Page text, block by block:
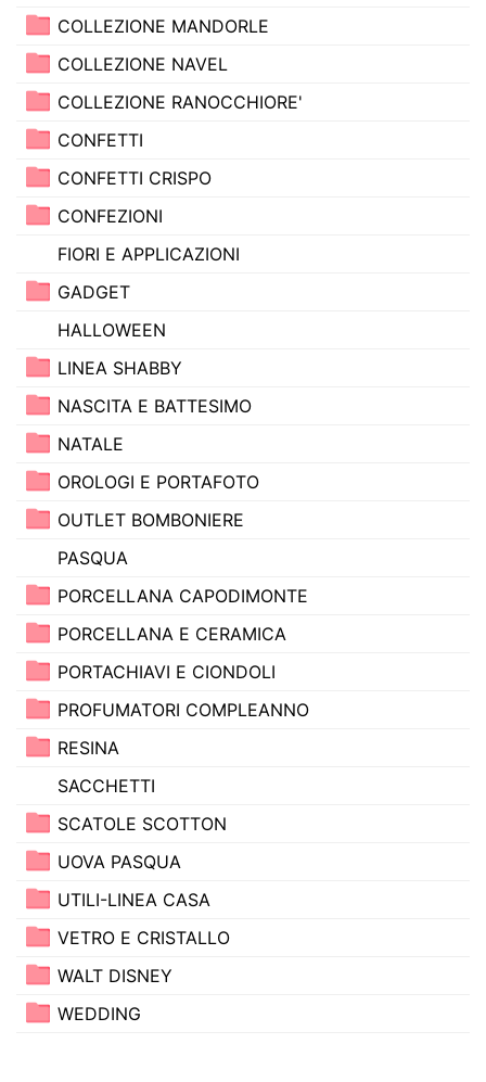
COLLEZIONE MANDORLE
COLLEZIONE NAVEL
COLLEZIONE RANOCCHIORE'
CONFETTI
CONFETTI CRISPO
CONFEZIONI
FIORI E APPLICAZIONI
GADGET
HALLOWEEN
LINEA SHABBY
NASCITA E BATTESIMO
NATALE
OROLOGI E PORTAFOTO
OUTLET BOMBONIERE
PASQUA
PORCELLANA CAPODIMONTE
PORCELLANA E CERAMICA
PORTACHIAVI E CIONDOLI
PROFUMATORI COMPLEANNO
RESINA
SACCHETTI
SCATOLE SCOTTON
UOVA PASQUA
UTILI-LINEA CASA
VETRO E CRISTALLO
WALT DISNEY
WEDDING